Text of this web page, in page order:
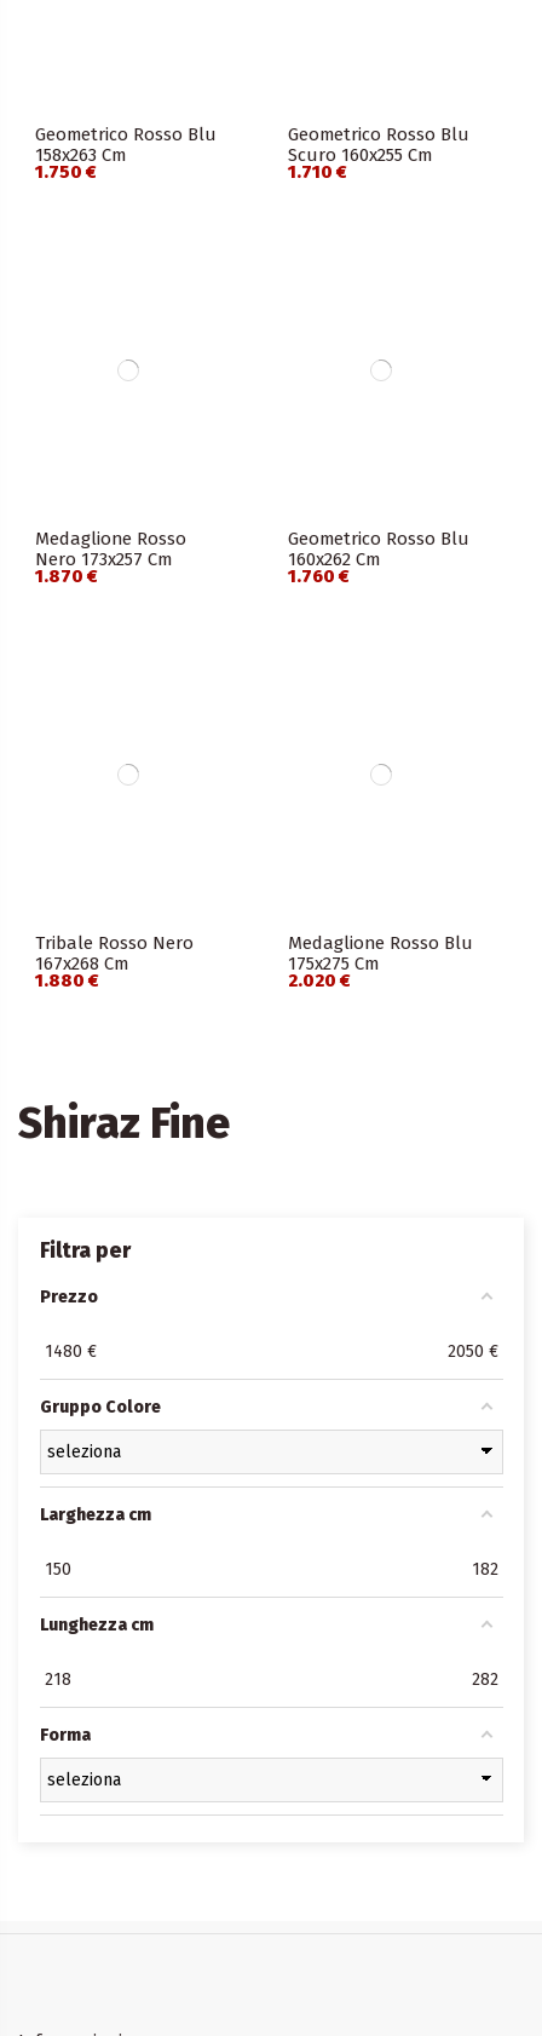
Geometrico Rosso Blu
158x263 Cm
1.750 €
Geometrico Rosso Blu
Scuro 160x255 Cm
1.710 €
Medaglione Rosso
Nero 173x257 Cm
1.870 €
Geometrico Rosso Blu
160x262 Cm
1.760 €
Tribale Rosso Nero
167x268 Cm
1.880 €
Medaglione Rosso Blu
175x275 Cm
2.020 €
Shiraz Fine
Filtra per
Prezzo
1480 € 2050 €
Gruppo Colore
Larghezza cm
150 182
Lunghezza cm
218 282
Forma